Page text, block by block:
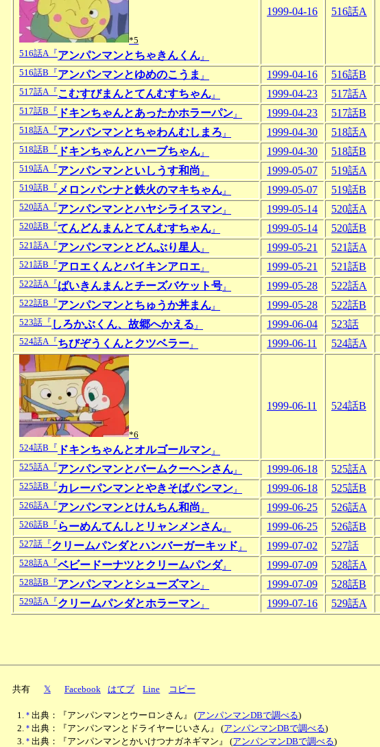
*5
516話A『アンパンマンとちゃきんくん 』
1999-04-16 516話A
516話B『アンパンマンとゆめのこうま 』 1999-04-16 516話B
517話A『こむすびまんとてんむすちゃん 』 1999-04-23 517話A
517話B『 ドキンちゃんとあったかホラーパン 』 1999-04-23 517話B
518話A『アンパンマンとちゃわんむしまろ 』 1999-04-30 518話A
518話B『 ドキンちゃんとハーブちゃん 』 1999-04-30 518話B
519話A『アンパンマンといしうす和尚 』 1999-05-07 519話A
519話B『 メロンパンナと鉄火のマキちゃん 』 1999-05-07 519話B
520話A『アンパンマンとハヤシライスマン 』 1999-05-14 520話A
520話B『てんどんまんとてんむすちゃん 』 1999-05-14 520話B
521話A『アンパンマンとどんぶり星人 』 1999-05-21 521話A
521話B『アロエくんとバイキンアロエ 』 1999-05-21 521話B
522話A『ばいきんまんとチーズバケット号 』 1999-05-28 522話A
522話B『アンパンマンとちゅうか丼まん 』 1999-05-28 522話B
523話『 しろかぶくん、故郷へかえる 』 1999-06-04 523話
524話A『ちびぞうくんとクツベラー 』 1999-06-11 524話A
*6
524話B『 ドキンちゃんとオルゴールマン 』
1999-06-11 524話B
525話A『アンパンマンとバームクーヘンさん 』 1999-06-18 525話A
525話B『 カレーパンマンとやきそばパンマン 』 1999-06-18 525話B
526話A『アンパンマンとけんちん和尚 』 1999-06-25 526話A
526話B『 らーめんてんしとリャンメンさん 』 1999-06-25 526話B
527話『クリームパンダとハンバーガーキッド 』 1999-07-02 527話
528話A『ベビードーナツとクリームパンダ 』 1999-07-09 528話A
528話B『アンパンマンとシューズマン 』 1999-07-09 528話B
529話A『クリームパンダとホラーマン 』 1999-07-16 529話A
共有 𝕏 Facebook はてブ Line コピー
* 出典：『アンパンマンとウーロンさん』(アンパンマンDBで調べる)
* 出典：『アンパンマンとドライヤーじいさん』(アンパンマンDBで調べる)
* 出典：『アンパンマンとかいけつナガネギマン』(アンパンマンDBで調べる)